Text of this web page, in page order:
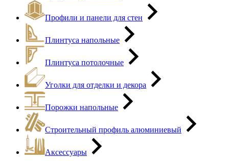
Профили и панели для стен
Плинтуса напольные
Плинтуса потолочные
Уголки для отделки и декора
Порожки напольные
Строительный профиль алюминиевый
Аксессуары